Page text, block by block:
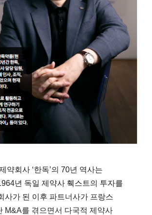
약회사 ‘한독’의 70년 역사는
년 독일 제약사 훽스트의 투자를
사가 된 이후 파트너사가 프랑스
M&A를 겪으면서 다국적 제약사